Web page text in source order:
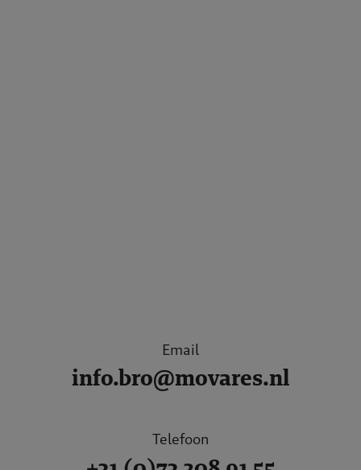
Email
info.bro@movares.nl
Telefoon